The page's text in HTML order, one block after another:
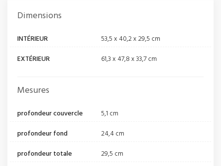
Dimensions
INTÉRIEUR
53,5 x 40,2 x 29,5 cm
EXTÉRIEUR
61,3 x 47,8 x 33,7 cm
Mesures
profondeur couvercle
5,1 cm
profondeur fond
24,4 cm
profondeur totale
29,5 cm